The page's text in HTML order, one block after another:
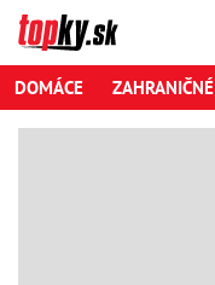
DOMÁCE ZAHRANIČNÉ